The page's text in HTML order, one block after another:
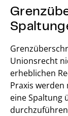
Unionsrecht
erheblichen
Praxis
eine Spaltung